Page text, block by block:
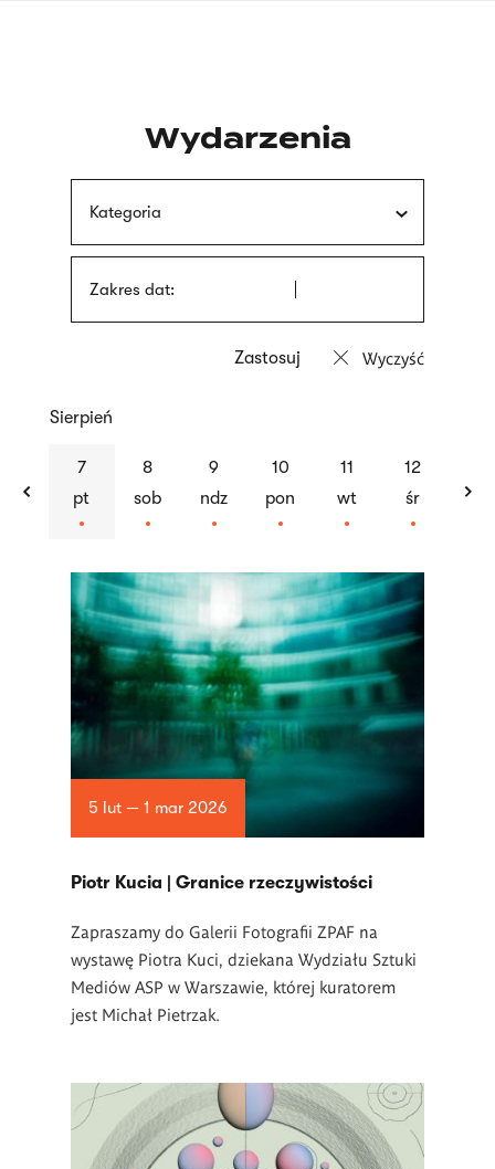
Wydarzenia
Kategoria
Zakres dat:
Wyczyść
previous
Sierpień
7
pt
8
sob
9
ndz
10
pon
11
wt
12
śr
Lista
artykułów
5 lut — 1 mar 2026
Piotr Kucia | Granice rzeczywistości
Zapraszamy do Galerii Fotografii ZPAF na
wystawę Piotra Kuci, dziekana Wydziału Sztuki
Mediów ASP w Warszawie, której kuratorem
jest Michał Pietrzak.